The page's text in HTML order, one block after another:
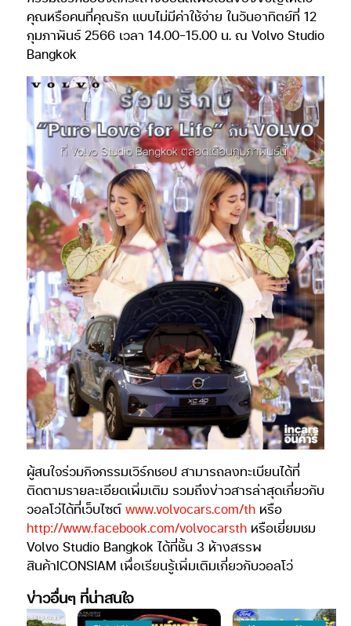
คุณหรือคนที่คุณรัก แบบไม่มีค่าใช้จ่าย ในวันอาทิตย์ที่ 12
กุมภาพันธ์ 2566 เวลา 14.00-15.00 น. ณ Volvo Studio
Bangkok
ผู้สนใจร่วมกิจกรรมเวิร์กชอป สามารถลงทะเบียนได้ที่
ติดตามรายละเอียดเพิ่มเติม รวมถึงข่าวสารล่าสุดเกี่ยวกับ
วอลโว่ได้ที่เว็บไซต์www.volvocars.com/thหรือ
http://www.facebook.com/volvocarsthหรือเยี่ยมชม
Volvo Studio Bangkok ได้ที่ชั้น 3 ห้างสรรพ
สินค้าICONSIAM เพื่อเรียนรู้เพิ่มเติมเกี่ยวกับวอลโว่
ข่าวอื่นๆ ที่น่าสนใจ